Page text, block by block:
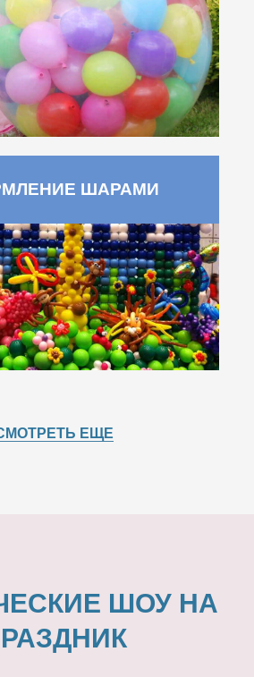
ШАРАМИ
ЕЩЕ
ШОУ НА